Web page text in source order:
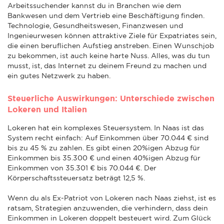
Arbeitssuchender kannst du in Branchen wie dem
Bankwesen und dem Vertrieb eine Beschäftigung finden.
Technologie, Gesundheitswesen, Finanzwesen und
Ingenieurwesen können attraktive Ziele für Expatriates sein,
die einen beruflichen Aufstieg anstreben. Einen Wunschjob
zu bekommen, ist auch keine harte Nuss. Alles, was du tun
musst, ist, das Internet zu deinem Freund zu machen und
ein gutes Netzwerk zu haben.
Steuerliche Auswirkungen: Unterschiede zwischen
Lokeren und Italien
Lokeren hat ein komplexes Steuersystem. In Naas ist das
System recht einfach: Auf Einkommen über 70.044 € sind
bis zu 45 % zu zahlen. Es gibt einen 20%igen Abzug für
Einkommen bis 35.300 € und einen 40%igen Abzug für
Einkommen von 35.301 € bis 70.044 €. Der
Körperschaftssteuersatz beträgt 12,5 %.
Wenn du als Ex-Patriot von Lokeren nach Naas ziehst, ist es
ratsam, Strategien anzuwenden, die verhindern, dass dein
Einkommen in Lokeren doppelt besteuert wird. Zum Glück